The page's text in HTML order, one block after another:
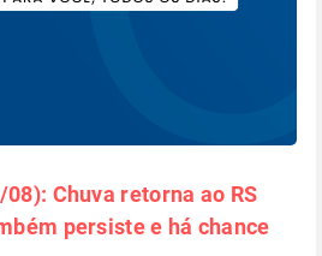
Chuva retorna ao RS
persiste e há chance